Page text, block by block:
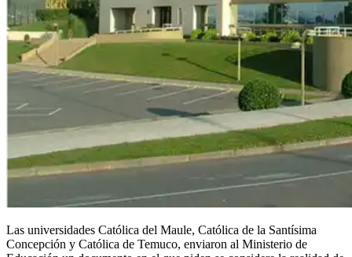
Las universidades Católica del Maule, Católica de la Santísima
Concepción y Católica de Temuco, enviaron al Ministerio de